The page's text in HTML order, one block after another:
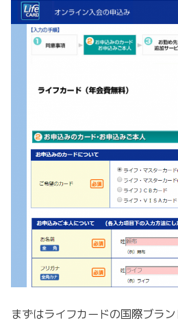
まずはライフカードの国際ブラン